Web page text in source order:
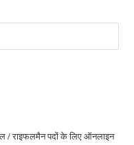
/ राइफलमैन पदों के लिए ऑनलाइन